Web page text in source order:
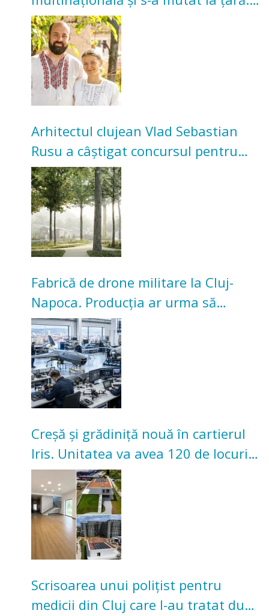
Acum cultivă legume în grădina
bunicilor
Arhitectul clujean Vlad Sebastian
Rusu a câștigat concursul pentru
transformarea Grădinii Casei
Universitarilor
Fabrică de drone militare la Cluj-
Napoca. Producția ar urma să
înceapă în toamna acestui an
Creșă și grădiniță nouă în cartierul
Iris. Unitatea va avea 120 de locuri
pentru copii
Scrisoarea unui polițist pentru
medicii din Cluj care l-au tratat după